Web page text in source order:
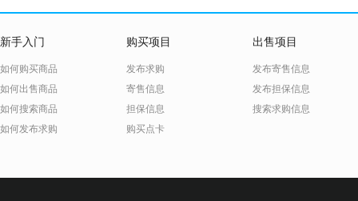
新手入门
如何购买商品
如何出售商品
如何搜索商品
如何发布求购
购买项目
发布求购
寄售信息
担保信息
购买点卡
出售项目
发布寄售信息
发布担保信息
搜索求购信息